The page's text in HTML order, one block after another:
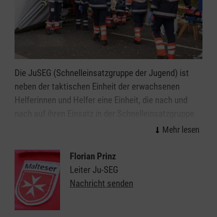
Die JuSEG (Schnelleinsatzgruppe der Jugend) ist
neben der taktischen Einheit der erwachsenen
Helferinnen und Helfer eine Einheit, die nach und
der erwachsenen Helferinnen und Helfer vorbereitet
mit alarmiert wird, wenn eine größere Anzahl an
Personen anfällt, die auf Grund eines
Schadensereignisses betreut werden müssen.
Die JuSEG trifft sich in regelmäßigen Abständen und
Florian Prinz
Leiter Ju-SEG
Nachricht senden